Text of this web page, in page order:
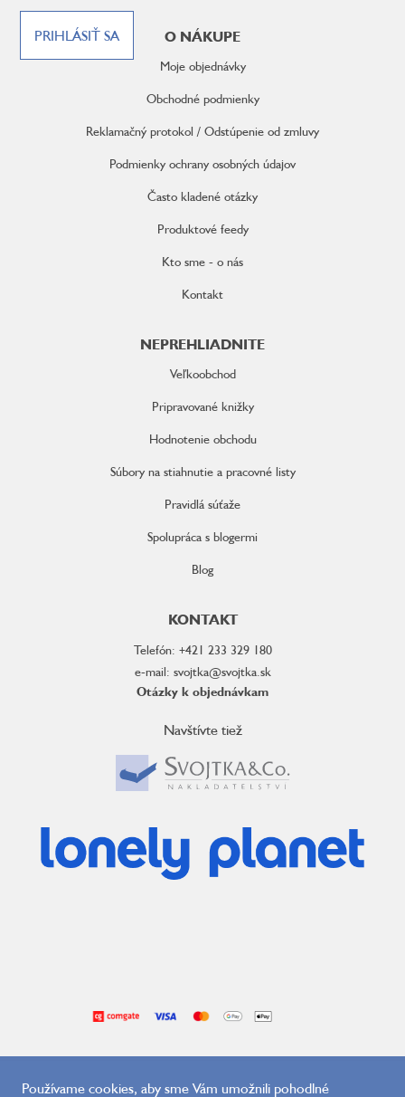
Používame cookies, aby sme Vám umožnili pohodlné
PRIHLÁSIŤ SA O NÁKUPE
Moje objednávky
Obchodné podmienky
Reklamačný protokol / Odstúpenie od zmluvy
Podmienky ochrany osobných údajov
Často kladené otázky
Produktové feedy
Kto sme - o nás
Kontakt
NEPREHLIADNITE
Veľkoobchod
Pripravované knižky
Hodnotenie obchodu
Súbory na stiahnutie a pracovné listy
Pravidlá súťaže
Spolupráca s blogermi
Blog
KONTAKT
Telefón: +421 233 329 180
e-mail: svojtka@svojtka.sk
Otázky k objednávkam
Navštívte tiež